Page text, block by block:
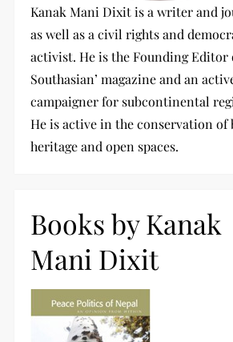
Kanak Mani Dixit is a writer and
as well as a civil rights and
activist. He is the Founding Editor
Southasian’ magazine and an
campaigner for subcontinental
He is active in the conservation of
heritage and open spaces.
Books by Kanak
Mani Dixit